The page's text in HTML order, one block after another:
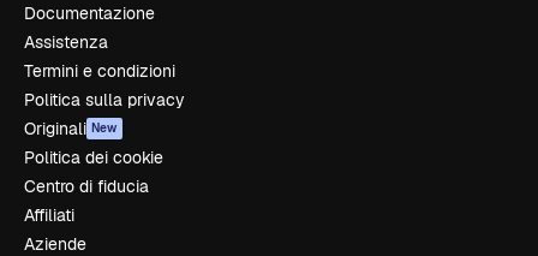
Documentazione
Assistenza
Termini e condizioni
Politica sulla privacy
Originali New
Politica dei cookie
Centro di fiducia
Affiliati
Aziende